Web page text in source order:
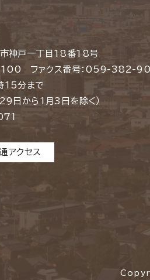
神戸一丁目18番18号
ファクス番号：059-382-
15分まで
29日から1月3日を除く）
アクセス